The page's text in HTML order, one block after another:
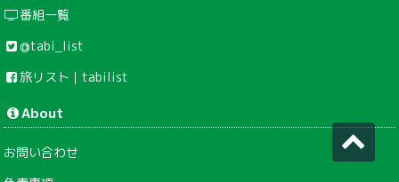
番組一覧
@tabi_list
旅リスト｜tabilist
About
お問い合わせ